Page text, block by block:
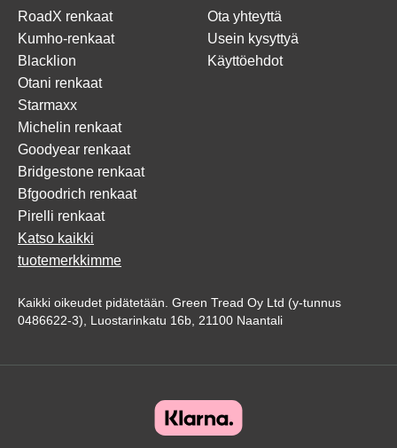
RoadX renkaat
Kumho-renkaat
Blacklion
Otani renkaat
Starmaxx
Michelin renkaat
Goodyear renkaat
Bridgestone renkaat
Bfgoodrich renkaat
Pirelli renkaat
Katso kaikki
tuotemerkkimme
Ota yhteyttä
Usein kysyttyä
Käyttöehdot
Kaikki oikeudet pidätetään. Green Tread Oy Ltd (y-tunnus
0486622-3), Luostarinkatu 16b, 21100 Naantali